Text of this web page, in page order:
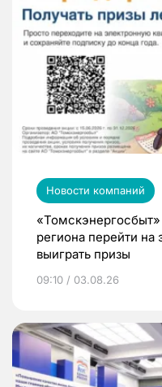
Новости компаний
региона перейти на
выиграть призы
09:10 / 03.08.26